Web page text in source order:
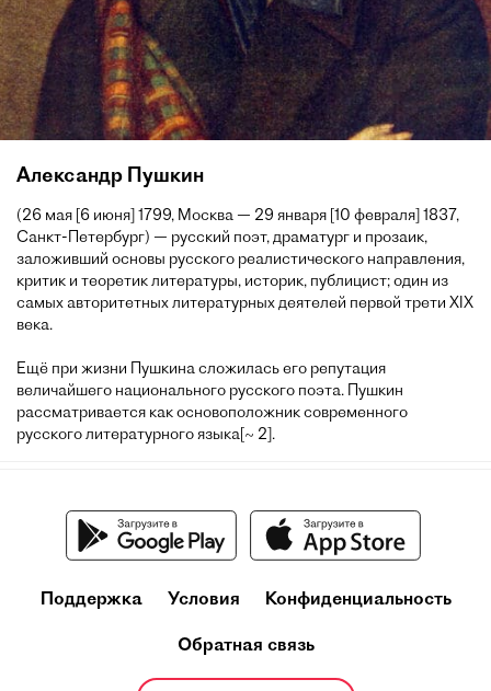
Александр Пушкин
(26 мая [6 июня] 1799, Москва — 29 января [10 февраля] 1837,
Санкт-Петербург) — русский поэт, драматург и прозаик,
заложивший основы русского реалистического направления,
критик и теоретик литературы, историк, публицист; один из
самых авторитетных литературных деятелей первой трети XIX
века.
Ещё при жизни Пушкина сложилась его репутация
величайшего национального русского поэта. Пушкин
рассматривается как основоположник современного
русского литературного языка[~ 2].
Поддержка Условия Конфиденциальность
Обратная связь